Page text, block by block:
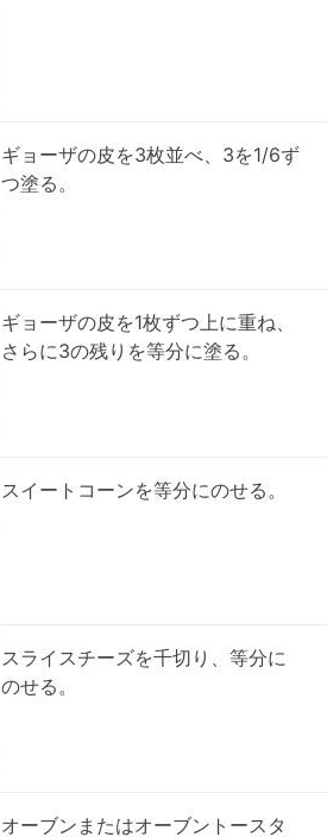
ギョーザの皮を3枚並べ、3を1/6ず
つ塗る。
ギョーザの皮を1枚ずつ上に重ね、
さらに3の残りを等分に塗る。
スイートコーンを等分にのせる。
スライスチーズを千切り、等分に
のせる。
オーブンまたはオーブントースタ